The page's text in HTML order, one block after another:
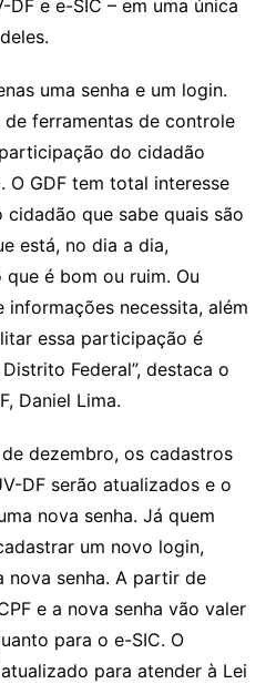
DF e e-SIC – em uma única
uma senha e um login.
de ferramentas de controle
do cidadão
O GDF tem total interesse
que sabe quais são
está, no dia a dia,
é bom ou ruim. Ou
informações necessita, além
essa participação é
Federal”, destaca o
Daniel Lima.
dezembro, os cadastros
DF serão atualizados e o
nova senha. Já quem
um novo login,
nova senha. A partir de
e a nova senha vão valer
para o e-SIC. O
para atender à Lei